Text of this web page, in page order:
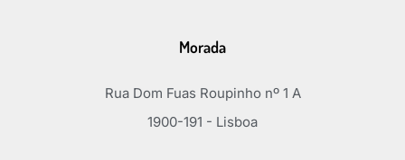
Morada
Rua Dom Fuas Roupinho nº 1 A
1900-191 - Lisboa